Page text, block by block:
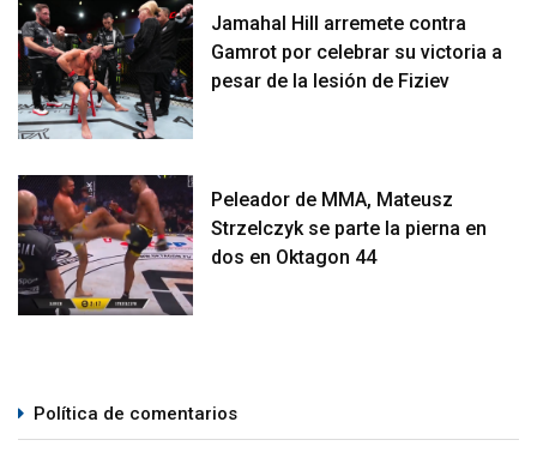
Jamahal Hill arremete contra
Gamrot por celebrar su victoria a
pesar de la lesión de Fiziev
Peleador de MMA, Mateusz
Strzelczyk se parte la pierna en
dos en Oktagon 44
Política de comentarios